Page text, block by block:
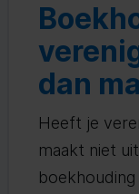
dan
Heeft je
maakt niet